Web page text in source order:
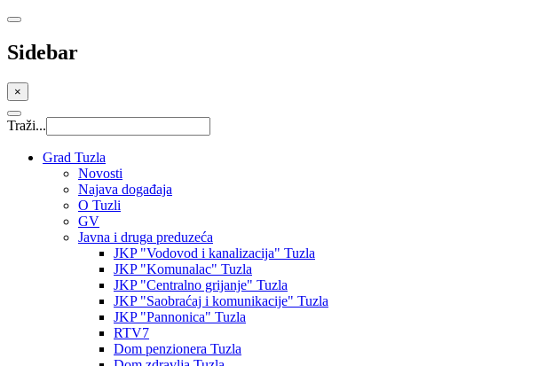
Sidebar
×
Traži...
Grad Tuzla
Novosti
Najava događaja
O Tuzli
GV
Javna i druga preduzeća
JKP "Vodovod i kanalizacija" Tuzla
JKP "Komunalac" Tuzla
JKP "Centralno grijanje" Tuzla
JKP "Saobraćaj i komunikacije" Tuzla
JKP "Pannonica" Tuzla
RTV7
Dom penzionera Tuzla